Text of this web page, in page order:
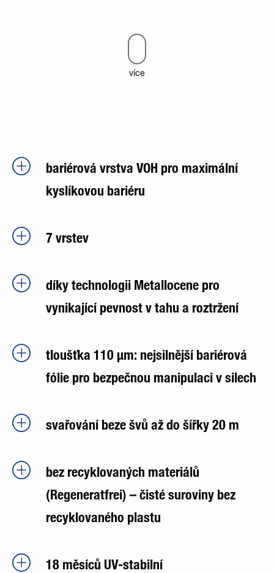
více
bariérová vrstva VOH pro maximální
kyslíkovou bariéru
7 vrstev
díky technologii Metallocene pro
vynikající pevnost v tahu a roztržení
tloušťka 110 µm: nejsilnější bariérová
fólie pro bezpečnou manipulaci v silech
svařování beze švů až do šířky 20 m
bez recyklovaných materiálů
(Regeneratfrei) – čisté suroviny bez
recyklovaného plastu
18 měsíců UV-stabilní